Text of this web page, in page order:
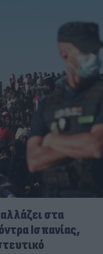
στα
Ισπανίας,